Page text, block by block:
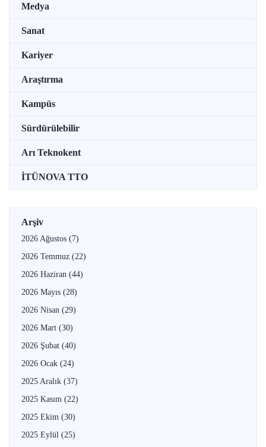
Medya
Sanat
Kariyer
Araştırma
Kampüs
Sürdürülebilir
Arı Teknokent
İTÜNOVA TTO
Arşiv
2026 Ağustos (7)
2026 Temmuz (22)
2026 Haziran (44)
2026 Mayıs (28)
2026 Nisan (29)
2026 Mart (30)
2026 Şubat (40)
2026 Ocak (24)
2025 Aralık (37)
2025 Kasım (22)
2025 Ekim (30)
2025 Eylül (25)